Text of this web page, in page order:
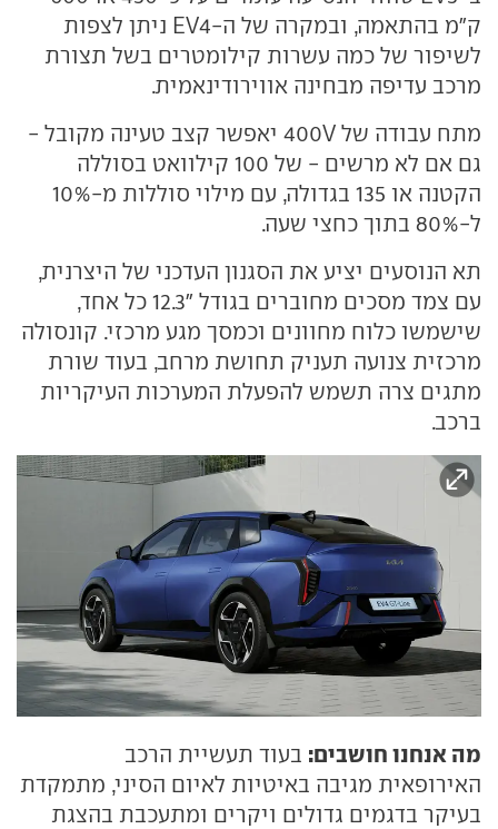
ק"מ בהתאמה, ובמקרה של ה-EV4 ניתן לצפות
לשיפור של כמה עשרות קילומטרים בשל תצורת
מרכב עדיפה מבחינה אווירודינאמית.
מתח עבודה של 400V יאפשר קצב טעינה מקובל -
גם אם לא מרשים - של 100 קילוואט בסוללה
הקטנה או 135 בגדולה, עם מילוי סוללות מ-10%
ל-80% בתוך כחצי שעה.
תא הנוסעים יציע את הסגנון העדכני של היצרנית,
עם צמד מסכים מחוברים בגודל "12.3 כל אחד,
שישמשו כלוח מחוונים וכמסך מגע מרכזי. קונסולה
מרכזית צנועה תעניק תחושת מרחב, בעוד שורת
מתגים צרה תשמש להפעלת המערכות העיקריות
ברכב.
מה אנחנו חושבים: בעוד תעשיית הרכב
האירופאית מגיבה באיטיות לאיום הסיני, מתמקדת
בעיקר בדגמים גדולים ויקרים ומתעכבת בהצגת